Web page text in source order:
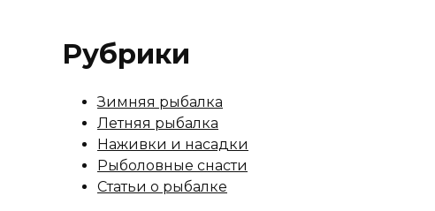
Рубрики
Зимняя рыбалка
Летняя рыбалка
Наживки и насадки
Рыболовные снасти
Статьи о рыбалке